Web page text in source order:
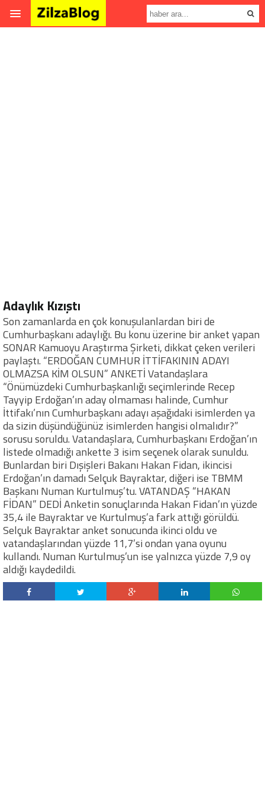
Adaylık Kızıştı
Son zamanlarda en çok konuşulanlardan biri de
Cumhurbaşkanı adaylığı. Bu konu üzerine bir anket yapan
SONAR Kamuoyu Araştırma Şirketi, dikkat çeken verileri
paylaştı. “ERDOĞAN CUMHUR İTTİFAKININ ADAYI
OLMAZSA KİM OLSUN” ANKETİ Vatandaşlara
“Önümüzdeki Cumhurbaşkanlığı seçimlerinde Recep
Tayyip Erdoğan’ın aday olmaması halinde, Cumhur
İttifakı’nın Cumhurbaşkanı adayı aşağıdaki isimlerden ya
da sizin düşündüğünüz isimlerden hangisi olmalıdır?”
sorusu soruldu. Vatandaşlara, Cumhurbaşkanı Erdoğan’ın
listede olmadığı ankette 3 isim seçenek olarak sunuldu.
Bunlardan biri Dışişleri Bakanı Hakan Fidan, ikincisi
Erdoğan’ın damadı Selçuk Bayraktar, diğeri ise TBMM
Başkanı Numan Kurtulmuş’tu. VATANDAŞ “HAKAN
FİDAN” DEDİ Anketin sonuçlarında Hakan Fidan’ın yüzde
35,4 ile Bayraktar ve Kurtulmuş’a fark attığı görüldü.
Selçuk Bayraktar anket sonucunda ikinci oldu ve
vatandaşlarından yüzde 11,7’si ondan yana oyunu
kullandı. Numan Kurtulmuş’un ise yalnızca yüzde 7,9 oy
aldığı kaydedildi.